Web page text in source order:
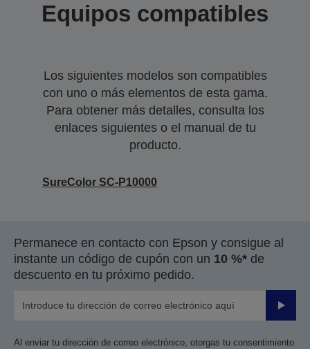
Equipos compatibles
Los siguientes modelos son compatibles
con uno o más elementos de esta gama.
Para obtener más detalles, consulta los
enlaces siguientes o el manual de tu
producto.
SureColor SC-P10000
Permanece en contacto con Epson y consigue al
instante un código de cupón con un 10 %* de
descuento en tu próximo pedido.
Enviar
Al enviar tu dirección de correo electrónico, otorgas tu consentimiento